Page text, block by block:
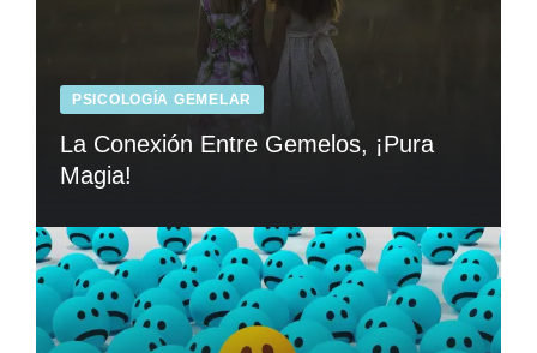
PSICOLOGÍA GEMELAR
La Conexión Entre Gemelos, ¡Pura
Magia!